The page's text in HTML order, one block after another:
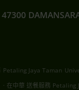
47300
Petaling Jaya Taman
. 在中華 送餐服務 Petaling